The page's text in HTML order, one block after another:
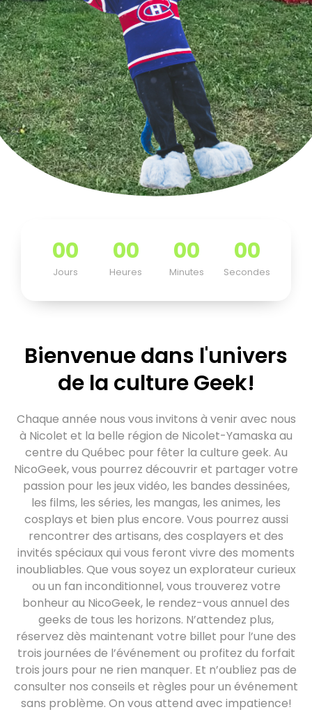
00
Jours
00
Heures
00
Minutes
00
Secondes
Bienvenue dans l'univers
de la culture Geek!
Chaque année nous vous invitons à venir avec nous
à Nicolet et la belle région de Nicolet-Yamaska au
centre du Québec pour fêter la culture geek. Au
NicoGeek, vous pourrez découvrir et partager votre
passion pour les jeux vidéo, les bandes dessinées,
les films, les séries, les mangas, les animes, les
cosplays et bien plus encore. Vous pourrez aussi
rencontrer des artisans, des cosplayers et des
invités spéciaux qui vous feront vivre des moments
inoubliables. Que vous soyez un explorateur curieux
ou un fan inconditionnel, vous trouverez votre
bonheur au NicoGeek, le rendez-vous annuel des
geeks de tous les horizons. N’attendez plus,
réservez dès maintenant votre billet pour l’une des
trois journées de l’événement ou profitez du forfait
trois jours pour ne rien manquer. Et n’oubliez pas de
consulter nos conseils et règles pour un événement
sans problème. On vous attend avec impatience!